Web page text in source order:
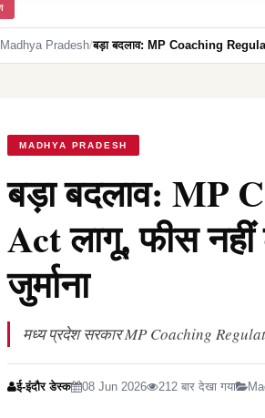
Madhya Pradesh/बड़ा बदलाव: MP Coaching
MADHYA PRADESH
बड़ा बदलाव: MP
Act लागू, फीस
जुर्माना
मध्य प्रदेश सरकार MP Coaching
ई-इंदौर डेस्क 08 Jun 2026 212 बार देखा गया